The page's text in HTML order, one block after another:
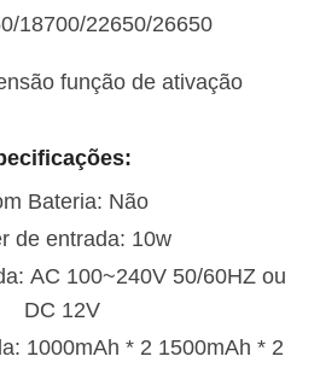
18700/22650/26650
função de ativação
Bateria: Não
de entrada: 10w
AC 100~240V 50/60HZ ou
DC 12V
1000mAh * 2 1500mAh * 2